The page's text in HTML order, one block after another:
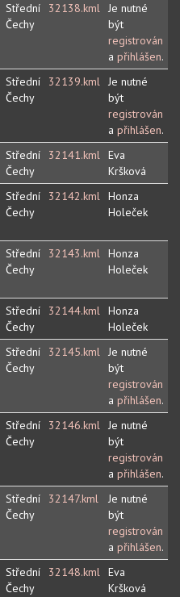
Střední
Čechy
32138.kml Je nutné
být
registrován
a přihlášen.
Střední
Čechy
32139.kml Je nutné
být
registrován
a přihlášen.
Střední
Čechy
32141.kml Eva
Kršková
Střední
Čechy
32142.kml Honza
Holeček
Střední
Čechy
32143.kml Honza
Holeček
Střední
Čechy
32144.kml Honza
Holeček
Střední
Čechy
32145.kml Je nutné
být
registrován
a přihlášen.
Střední
Čechy
32146.kml Je nutné
být
registrován
a přihlášen.
Střední
Čechy
32147.kml
Je nutné
být
registrován
a přihlášen.
Střední
Čechy
32148.kml Eva
Kršková